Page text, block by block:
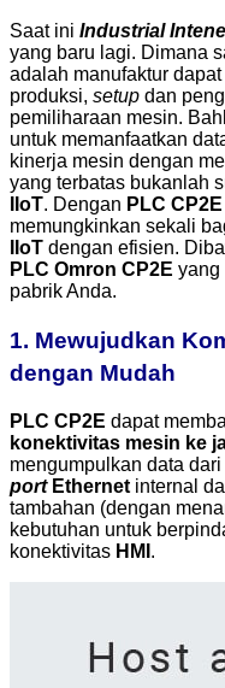
Saat ini Industrial
yang baru lagi. Dimana
adalah manufaktur
produksi, setup dan
pemiliharaan mesin.
untuk memanfaatkan
kinerja mesin dengan
yang terbatas bukanlah
IIoT. Dengan PLC CP2E
memungkinkan sekali
IIoT dengan efisien.
PLC Omron CP2E yang
pabrik Anda.
1. Mewujudkan
dengan Mudah
PLC CP2E dapat
konektivitas mesin ke
mengumpulkan data
portEthernet internal
tambahan (dengan
kebutuhan untuk
konektivitas HMI .